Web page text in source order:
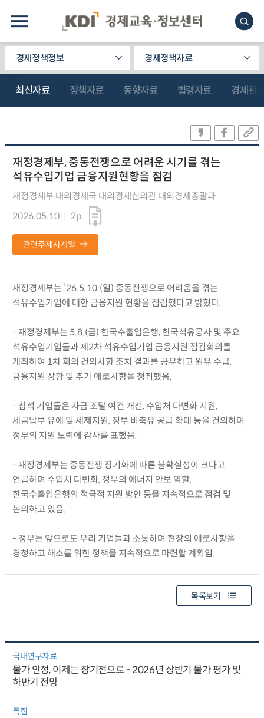
경제정책정보 경제정책자료
최신자료 정책자료 동향자료 법령자료 경제관
재정경제부, 중동전쟁으로 어려운 시기를 겪는
석유수입기업 금융지원현황을 점검
재정경제부 대외경제국 대외경제심의관 대외경제총괄과
2026.05.10
2p
관련주제시계열
재정경제부는 ’26.5.10.(일) 중동전쟁으로 어려움을 겪는
석유수입기업에 대한 금융지원 현황을 점검했다고 밝혔다.
- 재정경제부는 5.8.(금) 한국수출입은행, 한국석유공사 및 주요
석유수입기업들과 제2차 석유수입기업 금융지원 점검회의를
개최하여 1차 회의 건의사항 조치 결과를 공유하고 원유 수급,
금융지원 상황 및 추가 애로사항을 청취했음.
- 참석 기업들은 자금 조달 여건 개선, 수입처 다변화 지원,
세금납부 유예 및 세제지원, 정부 비축유 공급 확대 등을 건의하며
정부의 지원 노력에 감사를 표했음.
- 재정경제부는 중동전쟁 장기화에 따른 불확실성이 크다고
언급하며 수입처 다변화, 정부의 에너지 안보 역할,
한국수출입은행의 적극적 지원 방안 등을 지속적으로 점검 및
논의하고 있음.
- 정부는 앞으로도 우리 기업들과 소통하며 현장의 애로사항을
경청하고 해소를 위한 정책을 지속적으로 마련할 계획임.
목록보기
국내연구자료
물가 안정, 이제는 장기전으로 - 2026년 상반기 물가 평가 및
하반기 전망
특집